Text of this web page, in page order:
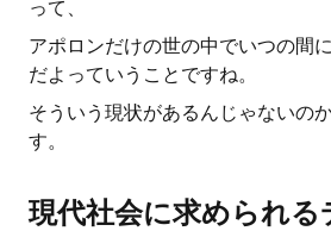
って、
アポロンだけの世の中でいつの間
だよっていうことですね。
そういう現状があるんじゃないの
す。
現代社会に求められる